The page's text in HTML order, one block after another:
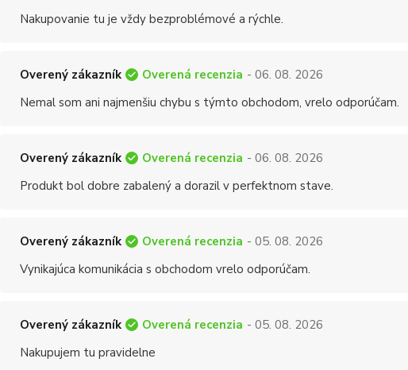
Nakupovanie tu je vždy bezproblémové a rýchle.
Overený zákazník Overená recenzia - 06. 08. 2026
Nemal som ani najmenšiu chybu s týmto obchodom, vrelo odporúčam.
Overený zákazník Overená recenzia - 06. 08. 2026
Produkt bol dobre zabalený a dorazil v perfektnom stave.
Overený zákazník Overená recenzia - 05. 08. 2026
Vynikajúca komunikácia s obchodom vrelo odporúčam.
Overený zákazník Overená recenzia - 05. 08. 2026
Nakupujem tu pravidelne